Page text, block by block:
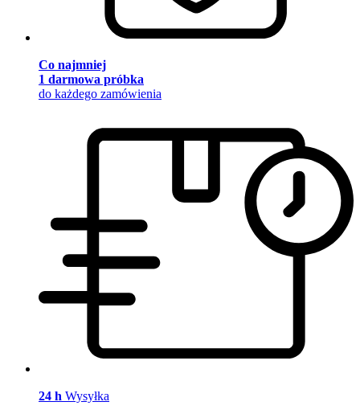
Co najmniej
1 darmowa próbka
do każdego zamówienia
24 h Wysyłka